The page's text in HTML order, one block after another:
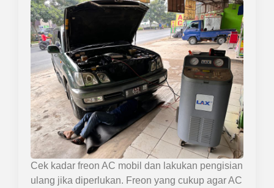
Cek kadar freon AC mobil dan lakukan pengisian
ulang jika diperlukan. Freon yang cukup agar AC